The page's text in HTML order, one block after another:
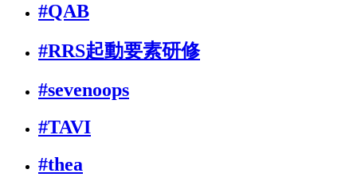
#QAB
#RRS起動要素研修
#sevenoops
#TAVI
#thea